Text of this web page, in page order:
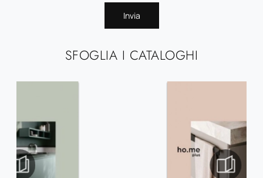
SFOGLIA I CATALOGHI
Invia